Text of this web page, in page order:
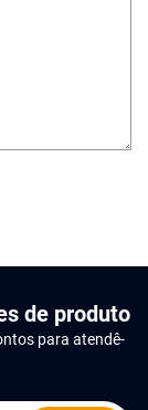
de produto
para atendê-